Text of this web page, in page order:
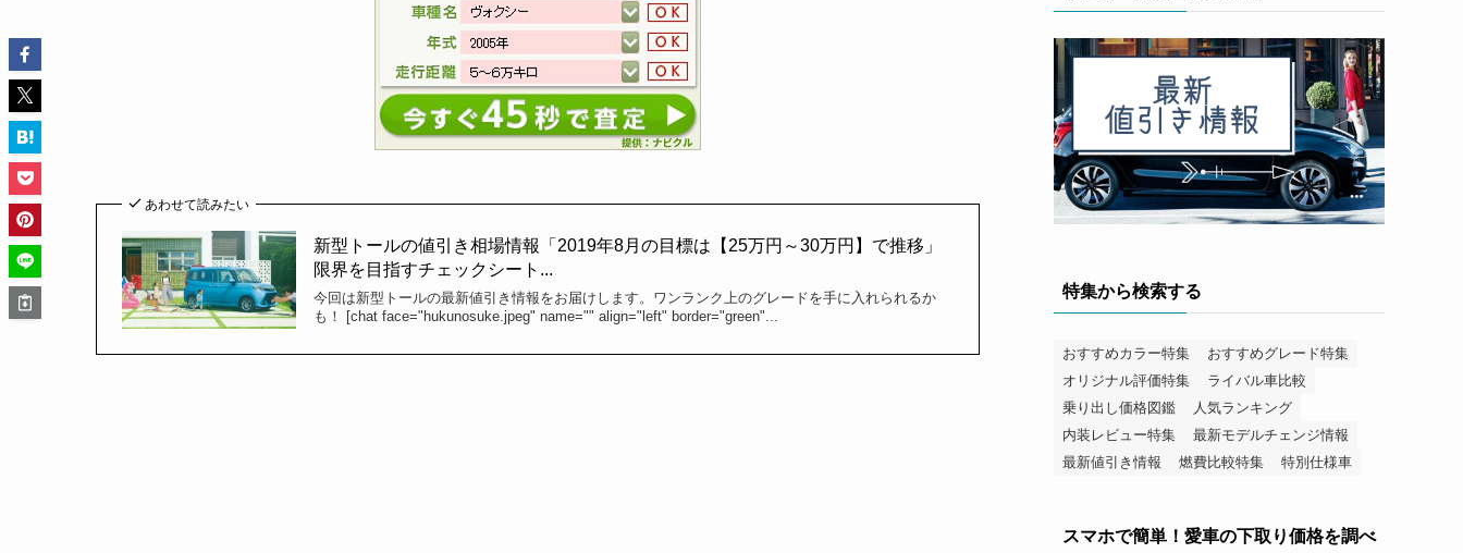
あわせて読みたい
新型トールの値引き相場情報「2019年8月の目標は【25万円～30万円】で推移」
限界を目指すチェックシート...
今回は新型トールの最新値引き情報をお届けします。ワンランク上のグレードを手に入れられるか
も！ [chat face="hukunosuke.jpeg" name="" align="left" border="green"...
特集から検索する
おすすめカラー特集
おすすめグレード特集
オリジナル評価特集
ライバル車比較
乗り出し価格図鑑
人気ランキング
内装レビュー特集
最新モデルチェンジ情報
最新値引き情報
燃費比較特集 特別仕様車
スマホで簡単！愛車の下取り価格を調べ